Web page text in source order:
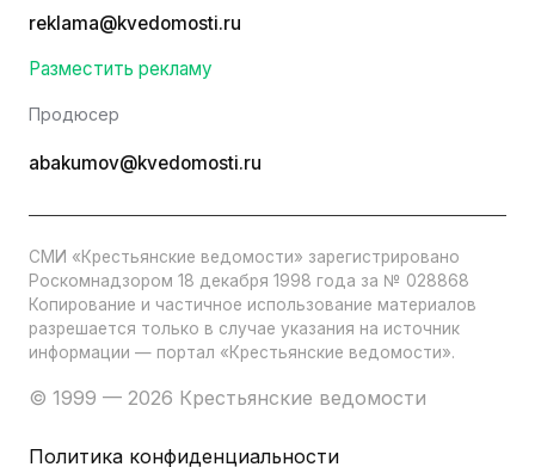
reklama@kvedomosti.ru
Разместить рекламу
Продюсер
abakumov@kvedomosti.ru
СМИ «Крестьянские ведомости» зарегистрировано
Роскомнадзором 18 декабря 1998 года за № 028868
Копирование и частичное использование материалов
разрешается только в случае указания на источник
информации — портал «Крестьянские ведомости».
© 1999 — 2026 Крестьянские ведомости
Политика конфиденциальности